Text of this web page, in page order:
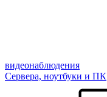
видеонаблюдения
Сервера, ноутбуки и ПК